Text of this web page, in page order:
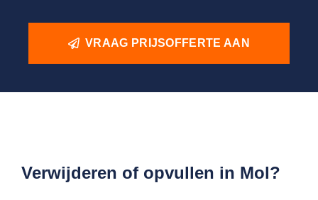
VRAAG PRIJSOFFERTE AAN
Verwijderen of opvullen in Mol?